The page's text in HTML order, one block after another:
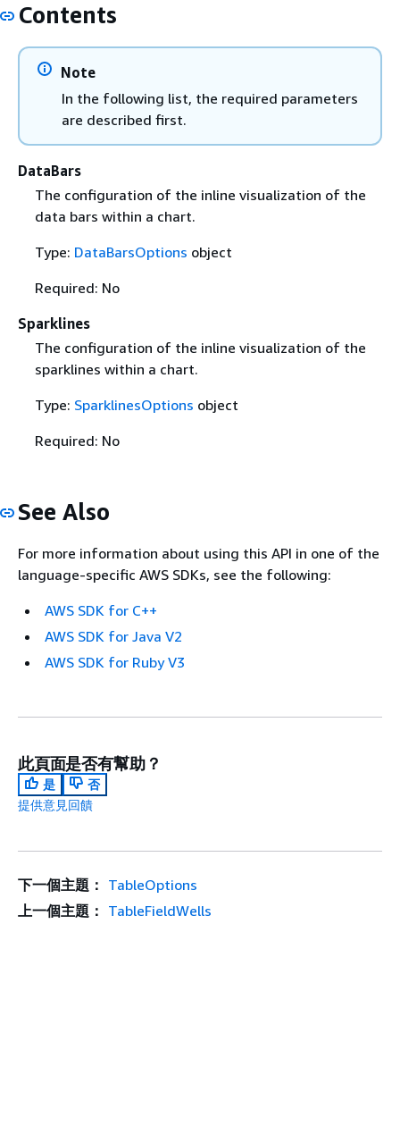
Contents
Note
In the following list, the required parameters
are described first.
DataBars
The configuration of the inline visualization of the
data bars within a chart.
Type: DataBarsOptions object
Required: No
Sparklines
The configuration of the inline visualization of the
sparklines within a chart.
Type: SparklinesOptions object
Required: No
See Also
For more information about using this API in one of the
language-specific AWS SDKs, see the following:
AWS SDK for C++
AWS SDK for Java V2
AWS SDK for Ruby V3
此頁面是否有幫助？
是
否
提供意見回饋
下一個主題： TableOptions
上一個主題： TableFieldWells